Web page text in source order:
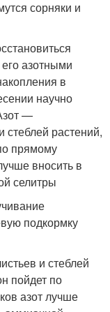
сорняки и
азотными
в
научно
—
стеблей растений,
прямому
вносить в
селитры
подкормку
и стеблей
пойдет по
азот лучше